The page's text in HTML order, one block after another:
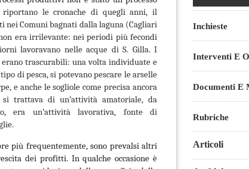
riportano le cronache di quegli anni, il
nei Comuni bagnati dalla laguna (Cagliari
era irrilevante: nei periodi più fecondi
lavoravano nelle acque di S. Gilla. I
trascurabili: una volta individuate e
di pesca, si potevano pescare le arselle
e anche le sogliole come precisa ancora
si trattava di un’attività amatoriale, da
era un’attività lavorativa, fonte di
più frequentemente, sono prevalsi altri
dei profitti. In qualche occasione è
Inchieste
Interventi E
Documenti E
Rubriche
Articoli